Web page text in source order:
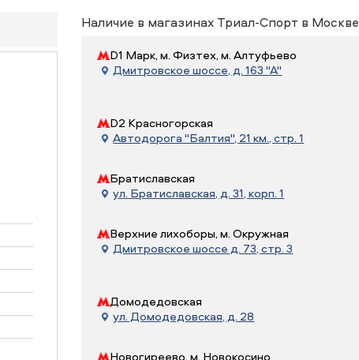
Наличие в магазинах Триал-Спорт в Москве
D1 Марк, м. Физтех, м. Алтуфьево
Дмитровское шоссе, д. 163 "А"
D2 Красногорская
Автодорога "Балтия", 21 км., стр. 1
Братиславская
ул. Братиславская, д. 31, корп. 1
Верхние лихоборы, м. Окружная
Дмитровское шоссе д. 73, стр. 3
Домодедовская
ул. Домодедовская, д. 28
Новогиреево, м. Новокосино